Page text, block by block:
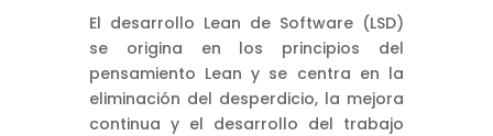
El desarrollo Lean de Software (LSD)
se origina en los principios del
pensamiento Lean y se centra en la
eliminación del desperdicio, la mejora
continua y el desarrollo del trabajo